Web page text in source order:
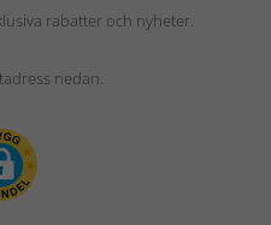
rabatter och nyheter.
nedan.